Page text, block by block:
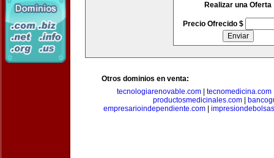
Realizar una Oferta
Precio Ofrecido $
Otros dominios en venta:
tecnologiarenovable.com
tecnomedicina.com
productosmedicinales.com|
empresarioindependiente.com